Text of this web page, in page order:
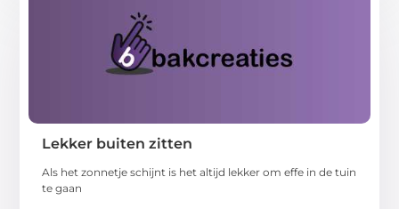
Lekker buiten zitten
Als het zonnetje schijnt is het altijd lekker om effe in de tuin
te gaan